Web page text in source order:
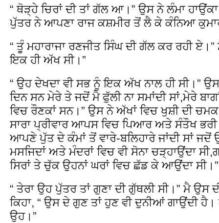
“ ਥੋੜ੍ਹੇ ਚਿਰਾਂ ਦੀ ਤਾਂ ਗੱਲ ਆ।” ਉਸ ਨੇ ਲੰਮਾ
ਪੁੱਤਰ ਨੇ ਆਪਣਾ ਰਾਜ ਕਸ਼ਮੀਰ ਤੋਂ ਲੈ ਕੇ ਕੰਨਿਆ
“ ਤੂੰ ਮਹਾਰਾਜਾ ਰਣਜੀਤ ਸਿੰਘ ਦੀ ਗੱਲ ਕਰ ਰਹੀ
ਇਕ ਹੀ ਅੱਖ ਸੀ।”
“ ਉਹ ਦੇਖਦਾ ਵੀ ਸਭ ਨੂੰ ਇਕ ਅੱਖ ਨਾਲ ਹੀ ਸੀ।”
ਦਿਨ ਸਨ ਮੇਰੇ ਤੇ ਜਦੋਂ ਮੈ ਫੁੱਲੀ ਨਾ ਸਮਾਂਦੀ ਸਾਂ,ਮੇਰੇ
ਵਿਚ ਰੌਣਕਾਂ ਸਨ।” ਉਸ ਨੇ ਅੱਖਾਂ ਵਿਚ ਖੁਸ਼ੀ ਦੀ
ਸਾਰਾ ਪ੍ਰੀਵਾਰ ਆਪਸ ਵਿਚ ਪਿਆਰ ਅਤੇ ਸੰਤੌਖ ਭਰੀ
ਆਪਣੇ ਪੁੱਤ ਦੇ ਕੰਮਾਂ ਤੋਂ ਵਾਰੇ-ਬਲਿਹਾਰੇ ਜਾਂਦੀ ਸਾਂ ਜਦੋਂ
ਮਸਜਿਦਾਂ ਅਤੇ ਮੰਦਰਾਂ ਵਿਚ ਵੀ ਸੋਨਾ ਚੜ੍ਹਾਉਂਦਾ
ਸਿਰਾਂ ਤੇ ਚੁੱਕ ਉਹਨਾਂ ਘਰਾਂ ਵਿਚ ਛੱਡ ਕੇ ਆਉਂਦਾ ਸੀ।”
“ ਤੇਰਾ ਉਹ ਪੁੱਤਰ ਤਾਂ ਗੁਣਾ ਦੀ ਗੁੱਥਲੀ ਸੀ।” ਮੈ ਉਸ
ਕਿਹਾ, “ ਉਸ ਦੇ ਗੁਣ ਤਾਂ ਹੁਣ ਵੀ ਦੁਨੀਆਂ ਗਾਉਂਦੀ ਹੈ।
ਉਹ।”